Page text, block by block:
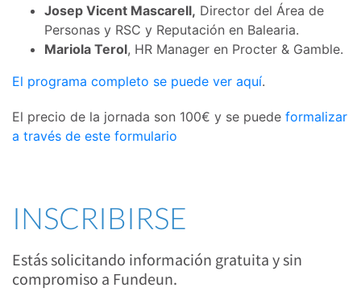
Josep Vicent Mascarell, Director del Área de
Personas y RSC y Reputación en Balearia.
Mariola Terol, HR Manager en Procter & Gamble.
El programa completo se puede ver aquí.
El precio de la jornada son 100€ y se puede formalizar
a través de este formulario
INSCRIBIRSE
Estás solicitando información gratuita y sin
compromiso a Fundeun.